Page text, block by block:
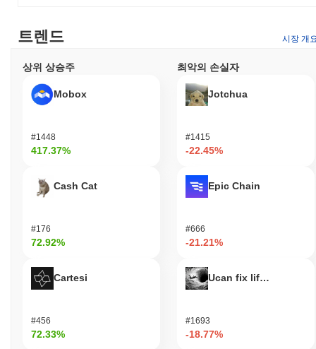
구축하기 위한 도구를 제공하여 생태계 내 혁신을 촉진합니다. 이
플랫폼은 트럼프 MP3를 거래 및 기타 기능에 사용할 수 있도록 지
토큰의 설계는 사용자, 보유자 및 개발자의 적극적인 참여를 장려
하여 트럼프 MP3 생태계 주위에 활기찬 커뮤니티를 형성합니다.
트럼프 MP3는 여전히 활성화되어 있거나 관련성이 있
트럼프 MP3는 2023년 10월 현재 최근 업데이트와 커뮤니티 참여
상시키기 위한 일련의 거버넌스 제안을 보았으며, 최신 제안은
2023년 9월에 제출되어 사용자 경험 개선 및 유용성 확장을 목표로
다. 시장 존재 측면에서 트럼프 MP3는 여러 거래소에 상장되어 있
으며, 투자자와 사용자로부터 지속적인 관심을 나타내는 안정적인
널을 통해 커뮤니티와 소통하며, 개발 로드맵에 기여하는 논의와
피드백을 촉진합니다. 이러한 지표들은 암호화폐 분야 내에서의 지
장에서의 관련성을 강조합니다.
트럼프 MP3는 누구를 위해 설계되었나요?
트렌드 시장 개
상위 상승주
Mobox
#1448
417.37%
Cash Cat
#176
72.92%
Cartesi
#456
72.33%
최악의 손실자
Jotchua
#1415
-22.45%
Epic Chain
#666
-21.21%
Ucan fix life in1day
#1693
-18.77%